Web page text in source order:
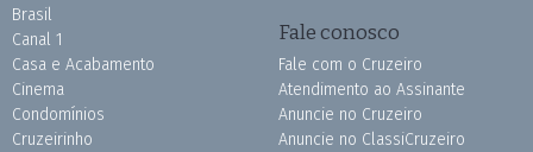
Brasil
Canal 1
Casa e Acabamento
Cinema
Condomínios
Cruzeirinho
Fale conosco
Fale com o Cruzeiro
Atendimento ao Assinante
Anuncie no Cruzeiro
Anuncie no ClassiCruzeiro